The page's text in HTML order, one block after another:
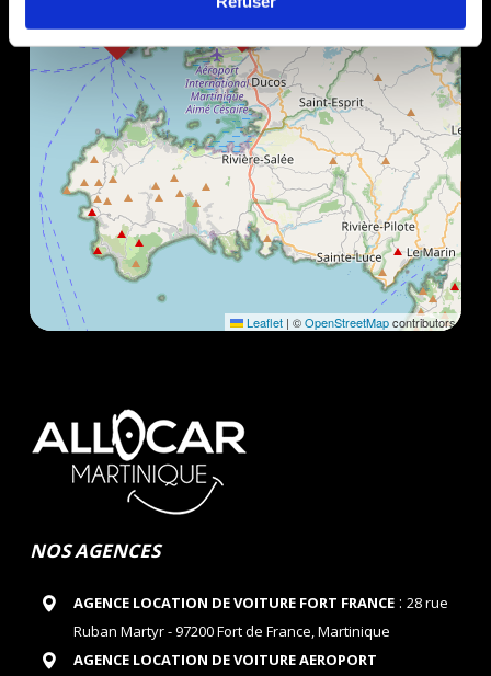
Leaflet | ©OpenStreetMapcontributors
NOS AGENCES
AGENCE LOCATION DE VOITURE FORT FRANCE: 28 rue
Ruban Martyr - 97200 Fort de France, Martinique
AGENCE LOCATION DE VOITURE AEROPORT